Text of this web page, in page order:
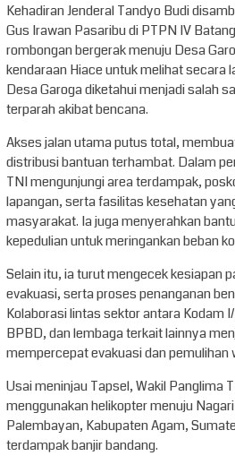
Kehadiran Jenderal Tandyo Budi
Gus Irawan Pasaribu di PTPN IV
rombongan bergerak menuju Desa
kendaraan Hiace untuk melihat secara
Desa Garoga diketahui menjadi salah
terparah akibat bencana.
Akses jalan utama putus total,
distribusi bantuan terhambat. Dalam
TNI mengunjungi area terdampak,
lapangan, serta fasilitas kesehatan
masyarakat. Ia juga menyerahkan
kepedulian untuk meringankan beban
Selain itu, ia turut mengecek kesiapan
evakuasi, serta proses penanganan
Kolaborasi lintas sektor antara Kodam
BPBD, dan lembaga terkait lainnya
mempercepat evakuasi dan pemulihan
Usai meninjau Tapsel, Wakil Panglima
menggunakan helikopter menuju
Palembayan, Kabupaten Agam,
terdampak banjir bandang.